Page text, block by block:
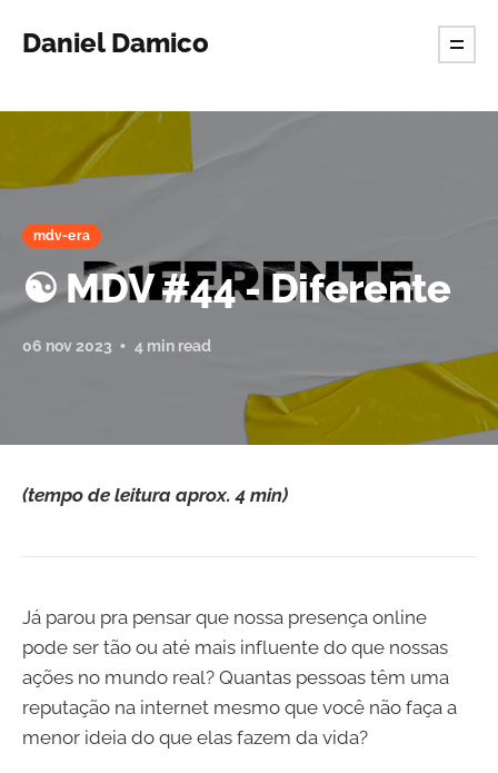
Daniel Damico
mdv-era
☯️ MDV #44 - Diferente
06 nov 2023 4 min read
(tempo de leitura aprox. 4 min)
Já parou pra pensar que nossa presença online
pode ser tão ou até mais influente do que nossas
ações no mundo real? Quantas pessoas têm uma
reputação na internet mesmo que você não faça a
menor ideia do que elas fazem da vida?